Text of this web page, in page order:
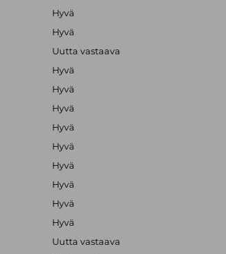
Hyvä
Hyvä
Uutta vastaava
Hyvä
Hyvä
Hyvä
Hyvä
Hyvä
Hyvä
Hyvä
Hyvä
Hyvä
Uutta vastaava